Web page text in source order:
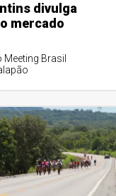
divulga
mercado
Brasil